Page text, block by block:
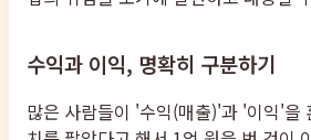
수익과 이익, 명확히 구분하기
많은 사람들이 '수익(매출)'과 '이익'을